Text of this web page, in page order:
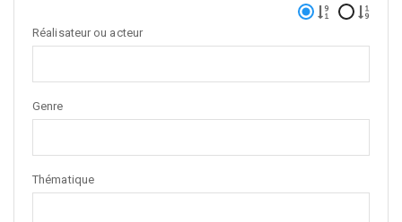
Réalisateur ou acteur
Genre
Thématique